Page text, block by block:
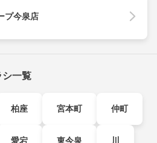
プ今泉店
シ一覧
柏座 宮本町 仲町
愛宕 東今泉 川